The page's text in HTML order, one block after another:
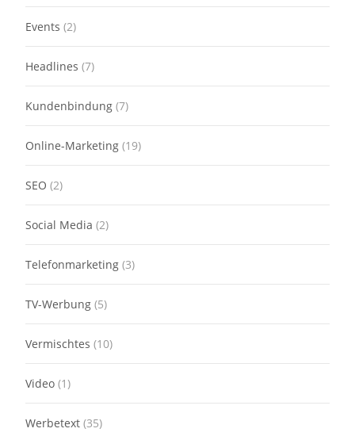
Events (2)
Headlines (7)
Kundenbindung (7)
Online-Marketing (19)
SEO (2)
Social Media (2)
Telefonmarketing (3)
TV-Werbung (5)
Vermischtes (10)
Video (1)
Werbetext (35)